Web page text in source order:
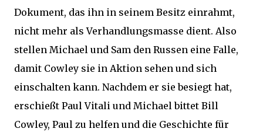
Dokument, das ihn in seinem Besitz einrahmt,
nicht mehr als Verhandlungsmasse dient. Also
stellen Michael und Sam den Russen eine Falle,
damit Cowley sie in Aktion sehen und sich
einschalten kann. Nachdem er sie besiegt hat,
erschießt Paul Vitali und Michael bittet Bill
Cowley, Paul zu helfen und die Geschichte für